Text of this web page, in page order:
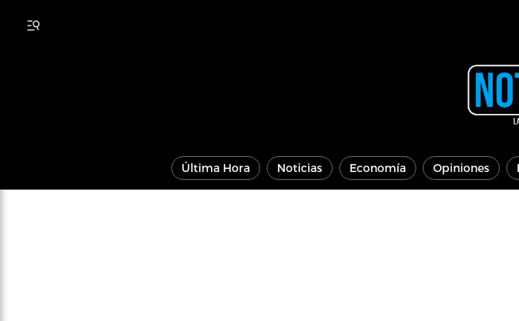
Última Hora Noticias Economía Opiniones